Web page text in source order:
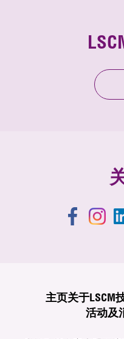
主页关于LSCM
活动及